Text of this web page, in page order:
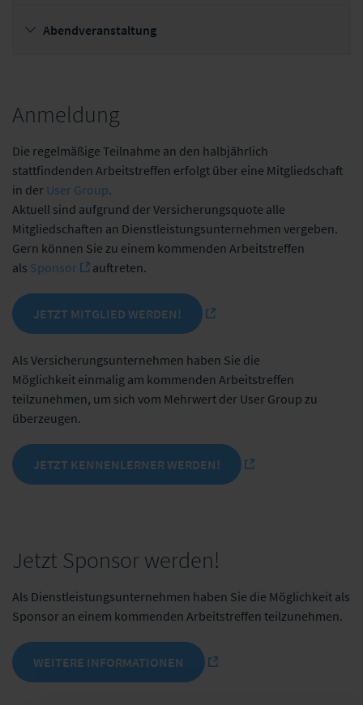
Abendveranstaltung
Anmeldung
Die regelmäßige Teilnahme an den halbjährlich
stattfindenden Arbeitstreffen erfolgt über eine Mitgliedschaft
in der User Group.
Aktuell sind aufgrund der Versicherungsquote alle
Mitgliedschaften an Dienstleistungsunternehmen vergeben.
Gern können Sie zu einem kommenden Arbeitstreffen
als Sponsor auftreten.
JETZT MITGLIED WERDEN!
Als Versicherungsunternehmen haben Sie die
Möglichkeit einmalig am kommenden Arbeitstreffen
teilzunehmen, um sich vom Mehrwert der User Group zu
überzeugen.
JETZT KENNENLERNER WERDEN!
Jetzt Sponsor werden!
Als Dienstleistungsunternehmen haben Sie die Möglichkeit als
Sponsor an einem kommenden Arbeitstreffen teilzunehmen.
WEITERE INFORMATIONEN